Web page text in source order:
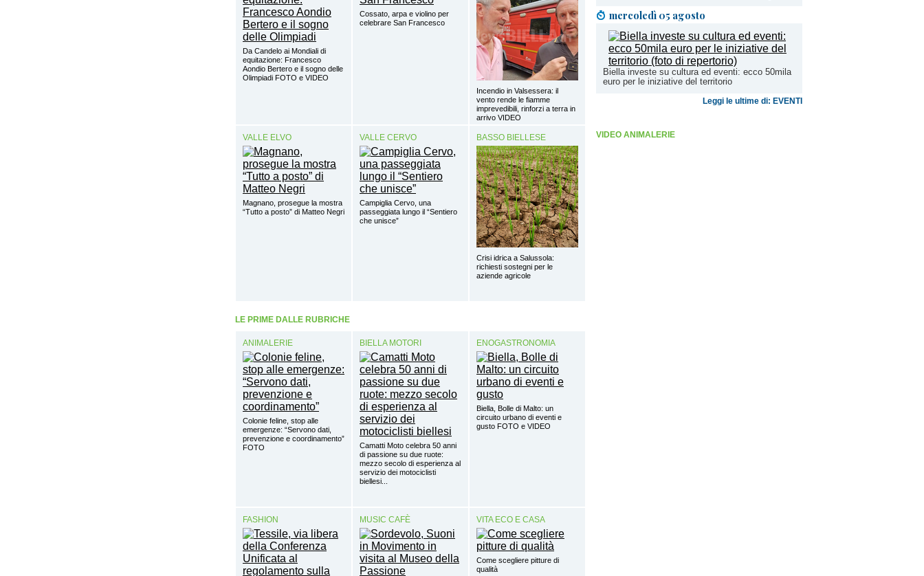
mercoledì 05 agosto
Biella investe su cultura ed eventi: ecco 50mila
euro per le iniziative del territorio
Leggi le ultime di: EVENTI
VIDEO ANIMALERIE
Da Candelo ai Mondiali di
equitazione: Francesco
Aondio Bertero e il sogno delle
Olimpiadi FOTO e VIDEO
Cossato, arpa e violino per
celebrare San Francesco
Incendio in Valsessera: il
vento rende le fiamme
imprevedibili, rinforzi a terra in
arrivo VIDEO
VALLE ELVO
Magnano, prosegue la mostra
“Tutto a posto” di Matteo Negri
VALLE CERVO
Campiglia Cervo, una
passeggiata lungo il “Sentiero
che unisce”
BASSO BIELLESE
Crisi idrica a Salussola:
richiesti sostegni per le
aziende agricole
LE PRIME DALLE RUBRICHE
ANIMALERIE
Colonie feline, stop alle
emergenze: “Servono dati,
prevenzione e coordinamento”
FOTO
BIELLA MOTORI
Camatti Moto celebra 50 anni
di passione su due ruote:
mezzo secolo di esperienza al
servizio dei motociclisti
biellesi...
ENOGASTRONOMIA
Biella, Bolle di Malto: un
circuito urbano di eventi e
gusto FOTO e VIDEO
FASHION MUSIC CAFÈ VITA ECO E CASA
Come scegliere pitture di
qualità